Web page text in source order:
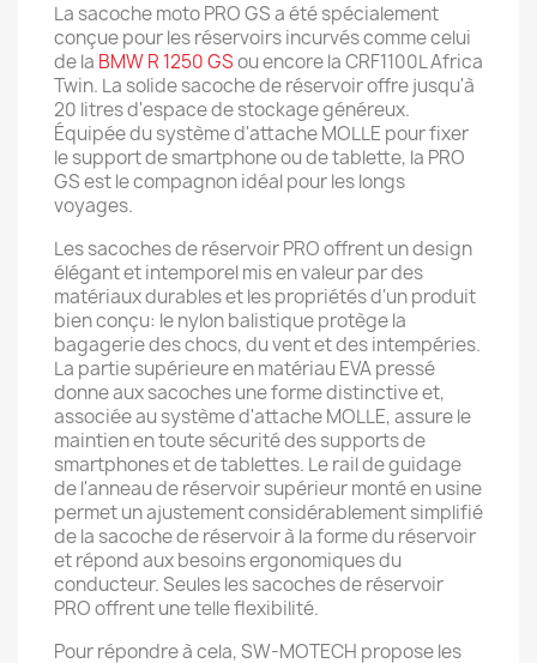
La sacoche moto PRO GS a été spécialement
conçue pour les réservoirs incurvés comme celui
de la BMW R 1250 GSou encore la CRF1100L Africa
Twin. La solide sacoche de réservoir offre jusqu'à
20 litres d'espace de stockage généreux.
Équipée du système d'attache MOLLE pour fixer
le support de smartphone ou de tablette, la PRO
GS est le compagnon idéal pour les longs
voyages.
Les sacoches de réservoir PRO offrent un design
élégant et intemporel mis en valeur par des
matériaux durables et les propriétés d'un produit
bien conçu: le nylon balistique protège la
bagagerie des chocs, du vent et des intempéries.
La partie supérieure en matériau EVA pressé
donne aux sacoches une forme distinctive et,
associée au système d'attache MOLLE, assure le
maintien en toute sécurité des supports de
smartphones et de tablettes. Le rail de guidage
de l'anneau de réservoir supérieur monté en usine
permet un ajustement considérablement simplifié
de la sacoche de réservoir à la forme du réservoir
et répond aux besoins ergonomiques du
conducteur. Seules les sacoches de réservoir
PRO offrent une telle flexibilité.
Pour répondre à cela, SW-MOTECH propose les